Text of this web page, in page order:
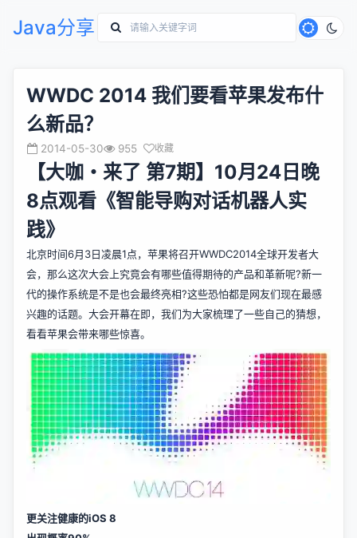
Java分享
WWDC 2014 我们要看苹果发布什
么新品？
2014-05-30 955 收藏
【大咖・来了 第7期】10月24日晚
8点观看《智能导购对话机器人实
践》
北京时间6月3日凌晨1点，苹果将召开WWDC2014全球开发者大
会，那么这次大会上究竟会有哪些值得期待的产品和革新呢?新一
代的操作系统是不是也会最终亮相?这些恐怕都是网友们现在最感
兴趣的话题。大会开幕在即，我们为大家梳理了一些自己的猜想，
看看苹果会带来哪些惊喜。
更关注健康的iOS 8